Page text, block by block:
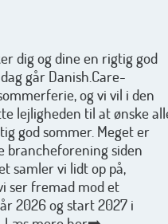
dig og dine en rigtig god
går Danish.Care-
og vi vil i den
lejligheden til at ønske
god sommer. Meget er
brancheforening siden
samler vi lidt op på,
ser fremad mod et
2026 og start 2027 i